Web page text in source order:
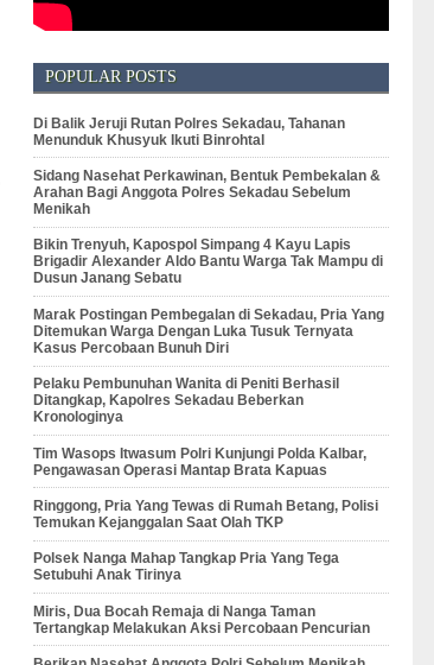
POPULAR POSTS
Di Balik Jeruji Rutan Polres Sekadau, Tahanan
Menunduk Khusyuk Ikuti Binrohtal
Sidang Nasehat Perkawinan, Bentuk Pembekalan &
Arahan Bagi Anggota Polres Sekadau Sebelum
Menikah
Bikin Trenyuh, Kapospol Simpang 4 Kayu Lapis
Brigadir Alexander Aldo Bantu Warga Tak Mampu di
Dusun Janang Sebatu
Marak Postingan Pembegalan di Sekadau, Pria Yang
Ditemukan Warga Dengan Luka Tusuk Ternyata
Kasus Percobaan Bunuh Diri
Pelaku Pembunuhan Wanita di Peniti Berhasil
Ditangkap, Kapolres Sekadau Beberkan
Kronologinya
Tim Wasops Itwasum Polri Kunjungi Polda Kalbar,
Pengawasan Operasi Mantap Brata Kapuas
Ringgong, Pria Yang Tewas di Rumah Betang, Polisi
Temukan Kejanggalan Saat Olah TKP
Polsek Nanga Mahap Tangkap Pria Yang Tega
Setubuhi Anak Tirinya
Miris, Dua Bocah Remaja di Nanga Taman
Tertangkap Melakukan Aksi Percobaan Pencurian